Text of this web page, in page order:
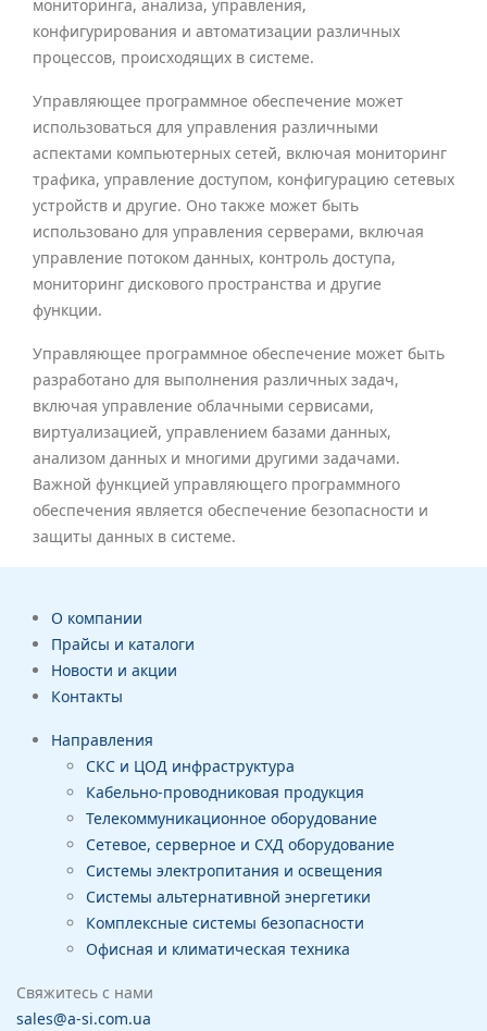
мониторинга, анализа, управления,
конфигурирования и автоматизации различных
процессов, происходящих в системе.
Управляющее программное обеспечение может
использоваться для управления различными
аспектами компьютерных сетей, включая мониторинг
трафика, управление доступом, конфигурацию сетевых
устройств и другие. Оно также может быть
использовано для управления серверами, включая
управление потоком данных, контроль доступа,
мониторинг дискового пространства и другие
функции.
Управляющее программное обеспечение может быть
разработано для выполнения различных задач,
включая управление облачными сервисами,
виртуализацией, управлением базами данных,
анализом данных и многими другими задачами.
Важной функцией управляющего программного
обеспечения является обеспечение безопасности и
защиты данных в системе.
О компании
Прайсы и каталоги
Новости и акции
Контакты
Направления
СКС и ЦОД инфраструктура
Кабельно-проводниковая продукция
Телекоммуникационное оборудование
Сетевое, серверное и СХД оборудование
Системы электропитания и освещения
Системы альтернативной энергетики
Комплексные системы безопасности
Офисная и климатическая техника
Свяжитесь с нами
sales@a-si.com.ua